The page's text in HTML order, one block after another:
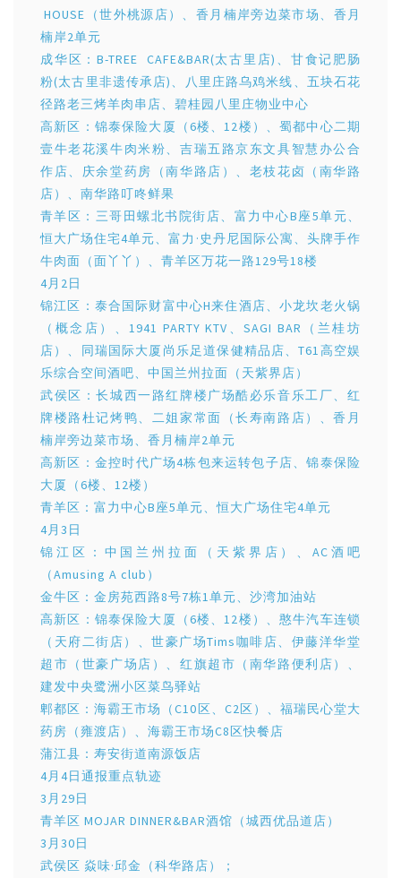
HOUSE（世外桃源店）、香月楠岸旁边菜市场、香月
楠岸2单元
成华区：B-TREE CAFE&BAR(太古里店)、甘食记肥肠
粉(太古里非遗传承店)、八里庄路乌鸡米线、五块石花
径路老三烤羊肉串店、碧桂园八里庄物业中心
高新区：锦泰保险大厦（6楼、12楼）、蜀都中心二期
壹牛老花溪牛肉米粉、吉瑞五路京东文具智慧办公合
作店、庆余堂药房（南华路店）、老枝花卤（南华路
店）、南华路叮咚鲜果
青羊区：三哥田螺北书院街店、富力中心B座5单元、
恒大广场住宅4单元、富力·史丹尼国际公寓、头牌手作
牛肉面（面丫丫）、青羊区万花一路129号18楼
4月2日
锦江区：泰合国际财富中心H来住酒店、小龙坎老火锅
（概念店）、1941 PARTY KTV、SAGI BAR（兰桂坊
店）、同瑞国际大厦尚乐足道保健精品店、T61高空娱
乐综合空间酒吧、中国兰州拉面（天紫界店）
武侯区：长城西一路红牌楼广场酷必乐音乐工厂、红
牌楼路杜记烤鸭、二姐家常面（长寿南路店）、香月
楠岸旁边菜市场、香月楠岸2单元
高新区：金控时代广场4栋包来运转包子店、锦泰保险
大厦（6楼、12楼）
青羊区：富力中心B座5单元、恒大广场住宅4单元
4月3日
锦江区：中国兰州拉面（天紫界店）、AC酒吧
（Amusing A club）
金牛区：金房苑西路8号7栋1单元、沙湾加油站
高新区：锦泰保险大厦（6楼、12楼）、憨牛汽车连锁
（天府二街店）、世豪广场Tims咖啡店、伊藤洋华堂
超市（世豪广场店）、红旗超市（南华路便利店）、
建发中央鹭洲小区菜鸟驿站
郫都区：海霸王市场（C10区、C2区）、福瑞民心堂大
药房（雍渡店）、海霸王市场C8区快餐店
蒲江县：寿安街道南源饭店
4月4日通报重点轨迹
3月29日
青羊区 MOJAR DINNER&BAR酒馆（城西优品道店）
3月30日
武侯区 焱味·邱金（科华路店）；